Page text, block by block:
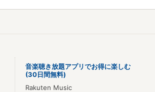
音楽聴き放題アプリでお得に楽しむ
(30日間無料)
Rakuten Music